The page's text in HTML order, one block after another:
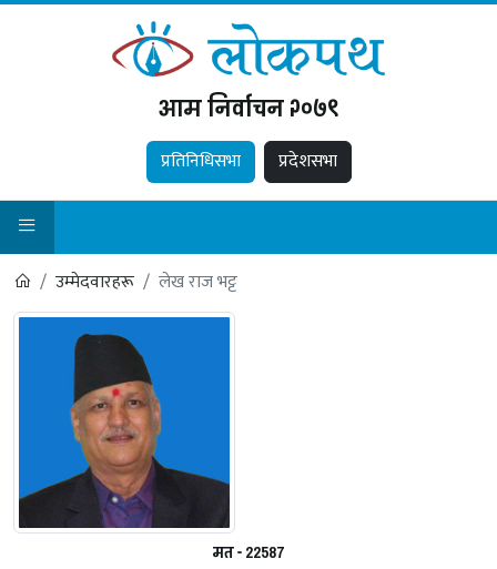
आम निर्वाचन २०७९
प्रतिनिधिसभा प्रदेशसभा
उम्मेदवारहरू लेख राज भट्ट
मत - 22587